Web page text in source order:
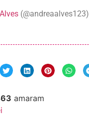
(@andreaalves123)
amaram